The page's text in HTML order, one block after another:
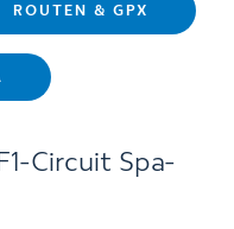
ROUTEN & GPX
Circuit Spa-